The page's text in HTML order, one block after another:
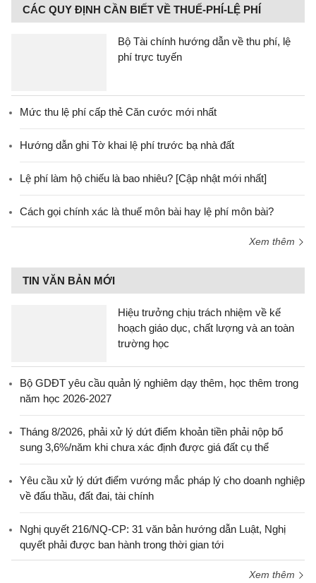
CÁC QUY ĐỊNH CẦN BIẾT VỀ THUẾ-PHÍ-LỆ PHÍ
Bộ Tài chính hướng dẫn về thu phí, lệ
phí trực tuyến
Mức thu lệ phí cấp thẻ Căn cước mới nhất
Hướng dẫn ghi Tờ khai lệ phí trước bạ nhà đất
Lệ phí làm hộ chiếu là bao nhiêu? [Cập nhật mới nhất]
Cách gọi chính xác là thuế môn bài hay lệ phí môn bài?
Xem thêm
TIN VĂN BẢN MỚI
Hiệu trưởng chịu trách nhiệm về kế
hoạch giáo dục, chất lượng và an toàn
trường học
Bộ GDĐT yêu cầu quản lý nghiêm dạy thêm, học thêm trong
năm học 2026-2027
Tháng 8/2026, phải xử lý dứt điểm khoản tiền phải nộp bổ
sung 3,6%/năm khi chưa xác định được giá đất cụ thể
Yêu cầu xử lý dứt điểm vướng mắc pháp lý cho doanh nghiệp
về đấu thầu, đất đai, tài chính
Nghị quyết 216/NQ-CP: 31 văn bản hướng dẫn Luật, Nghị
quyết phải được ban hành trong thời gian tới
Xem thêm